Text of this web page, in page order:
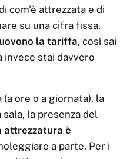
com'è attrezzata e di
su una cifra fissa,
la tariffa, così sai
invece stai davvero
ore o a giornata), la
la presenza del
attrezzatura è
a parte. Per i